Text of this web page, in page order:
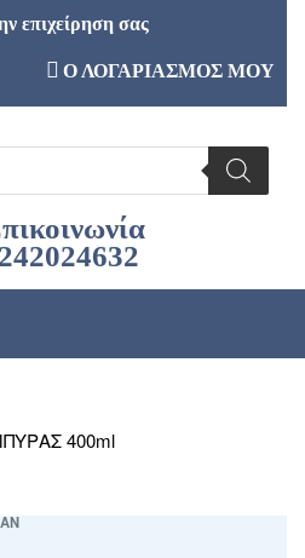
επιχείρηση σας
Ο ΛΟΓΑΡΙΑΣΜΟΣ ΜΟΥ